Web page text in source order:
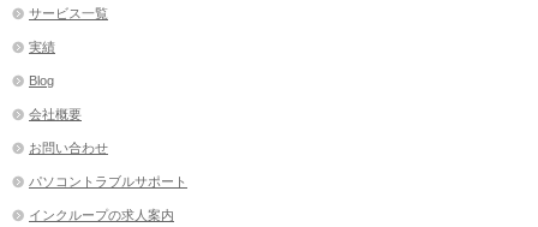
サービス一覧
実績
Blog
会社概要
お問い合わせ
パソコントラブルサポート
インクループの求人案内